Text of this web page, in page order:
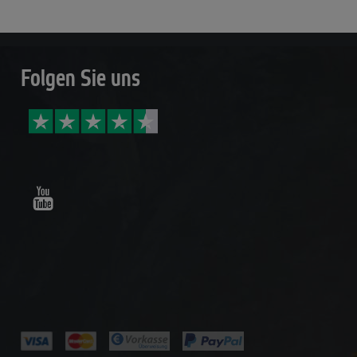
Folgen Sie uns
Youtube